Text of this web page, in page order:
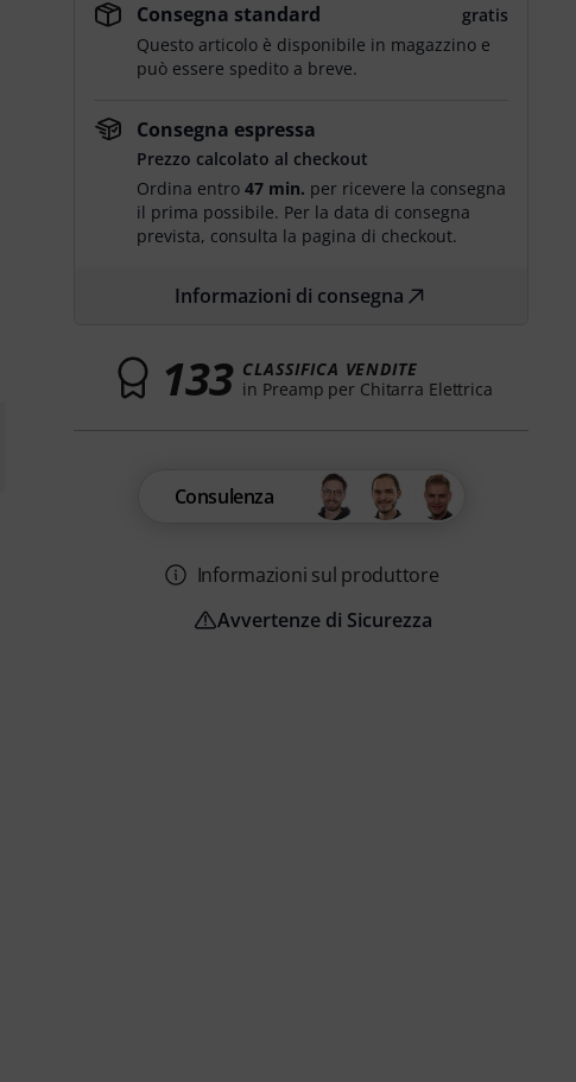
Consegna standard
gratis
Questo articolo è disponibile in magazzino e
può essere spedito a breve.
Consegna espressa
Prezzo calcolato al checkout
Ordina entro47 min. per ricevere la consegna
il prima possibile. Per la data di consegna
prevista, consulta la pagina di checkout.
Informazioni di consegna
133 CLASSIFICA VENDITE
in Preamp per Chitarra Elettrica
Consulenza
Informazioni sul produttore
Avvertenze di Sicurezza